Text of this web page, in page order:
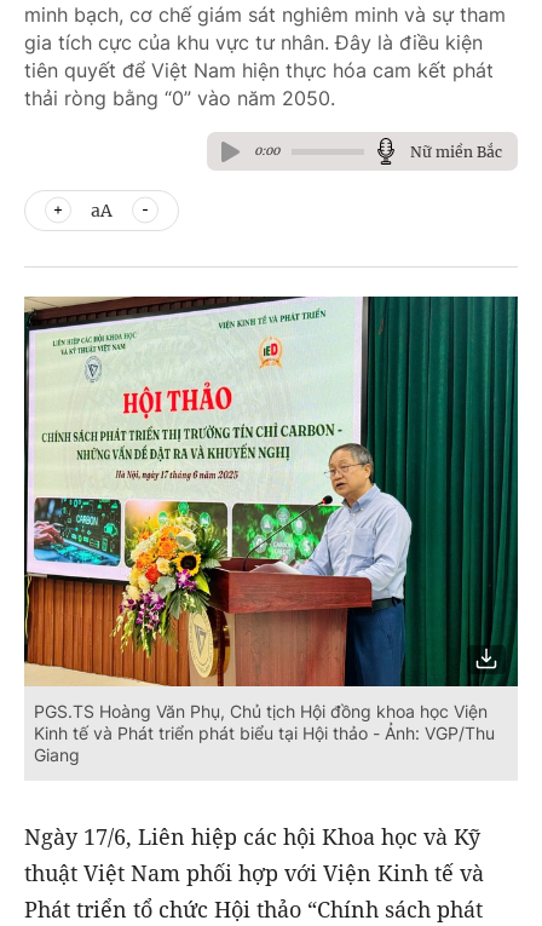
minh bạch, cơ chế giám sát nghiêm minh và sự tham
gia tích cực của khu vực tư nhân. Đây là điều kiện
tiên quyết để Việt Nam hiện thực hóa cam kết phát
thải ròng bằng “0” vào năm 2050.
0:00 Nữ miền Bắc
aA
PGS.TS Hoàng Văn Phụ, Chủ tịch Hội đồng khoa học Viện
Kinh tế và Phát triển phát biểu tại Hội thảo - Ảnh: VGP/Thu
Giang
Ngày 17/6, Liên hiệp các hội Khoa học và Kỹ
thuật Việt Nam phối hợp với Viện Kinh tế và
Phát triển tổ chức Hội thảo “Chính sách phát